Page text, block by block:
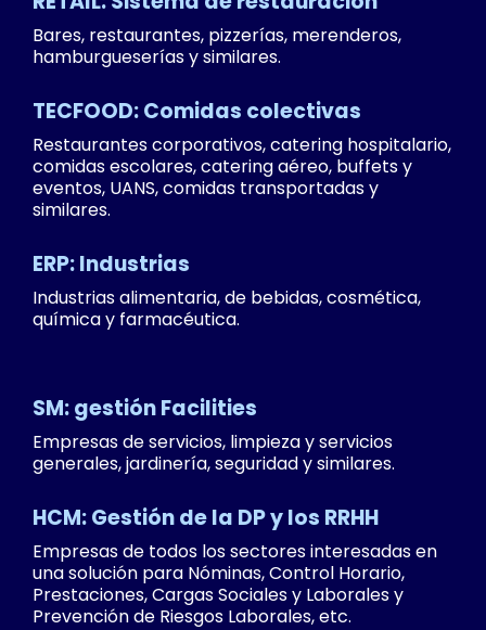
Bares, restaurantes, pizzerías, merenderos,
hamburgueserías y similares.
TECFOOD: Comidas colectivas
Restaurantes corporativos, catering hospitalario,
comidas escolares, catering aéreo, buffets y
eventos, UANS, comidas transportadas y
similares.
ERP: Industrias
Industrias alimentaria, de bebidas, cosmética,
química y farmacéutica.
SM: gestión Facilities
Empresas de servicios, limpieza y servicios
generales, jardinería, seguridad y similares.
HCM: Gestión de la DP y los RRHH
Empresas de todos los sectores interesadas en
una solución para Nóminas, Control Horario,
Prestaciones, Cargas Sociales y Laborales y
Prevención de Riesgos Laborales, etc.